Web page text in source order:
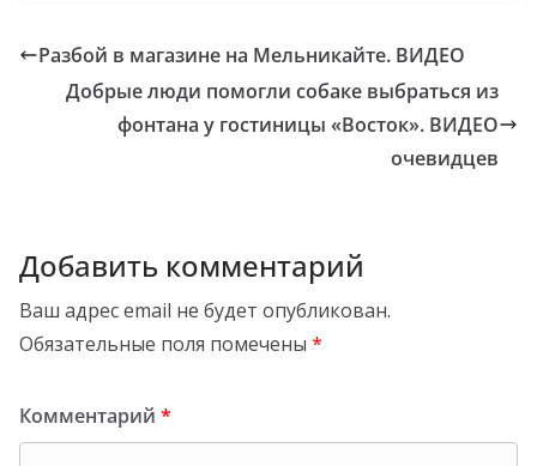
Разбой в магазине на Мельникайте. ВИДЕО
Добрые люди помогли собаке выбраться из
фонтана у гостиницы «Восток». ВИДЕО
очевидцев
Добавить комментарий
Ваш адрес email не будет опубликован.
Обязательные поля помечены *
Комментарий *